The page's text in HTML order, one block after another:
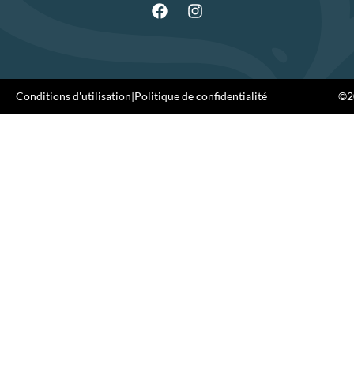
Conditions d'utilisation|Politique de confidentialité